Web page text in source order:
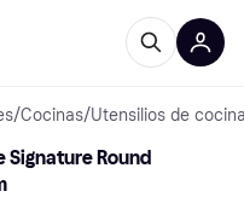
/Cocinas/Utensilios de
Signature Round